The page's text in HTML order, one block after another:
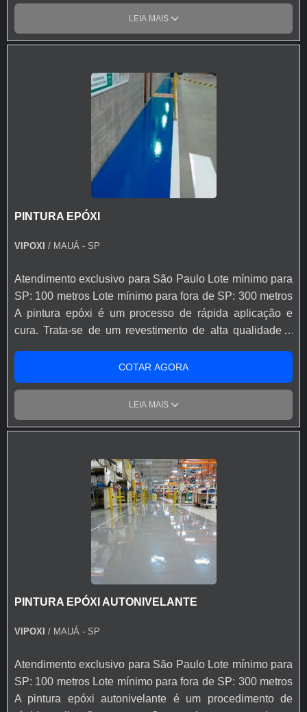
mofos. Seu acabamento Semiacetinado tem um nível de
brilho intermediário entre o fosco e o acetinado, o que
ajuda a disfarçar as imperfeições da parede. Sua fórmula
desempenho superior em limpeza de manchas de
chocolates, ketchup, café, refrigerantes, sucos, lápis,
caneta hidrográﬁca, lápis de cor e batom, além de ter
ação antibactéria e antimofo. Paredes como novas por
mais tempo. 1-Comparado ao acabamento Fosco
Premium. 3 - Elimina 99% das bactérias das paredes
conforme testes laboratoriais.
LEIA MAIS
PINTURA EPÓXI
VIPOXI / MAUÁ - SP
Atendimento exclusivo para São Paulo Lote mínimo para
SP: 100 metros Lote mínimo para fora de SP: 300 metros
A pintura epóxi é um processo de rápida aplicação e
cura. Trata-se de um revestimento de alta qualidade e
aplicações e densidade da tinta aplicada. A Vipoxi é uma
empresa com anos de experiência em pintura com epóxi
e está sempre procurando soluções inovadoras, que,
aliadas ao conhecimento do mercado, proporciona aos
seus clientes um atendimento diferenciado, com serviços
resina epóxi é o famoso porcelanato líquido, muito
utilizado para compor os espaços internos e decorar
residências. Devido à grande popularização da resina,
surgiram muitas dúvidas sobre a diferença da pintura
epóxi e do revestimento epóxi. Serviços oferecidos pela
Vipoxi: Pintura reforçada; Multicamadas; Autonivelante;
Argamassado; Serviços complementares. Solicite um
orçamento e conheça a Vipoxi.
COTAR AGORA
LEIA MAIS
PINTURA EPÓXI AUTONIVELANTE
VIPOXI / MAUÁ - SP
Atendimento exclusivo para São Paulo Lote mínimo para
SP: 100 metros Lote mínimo para fora de SP: 300 metros
A pintura epóxi autonivelante é um procedimento de